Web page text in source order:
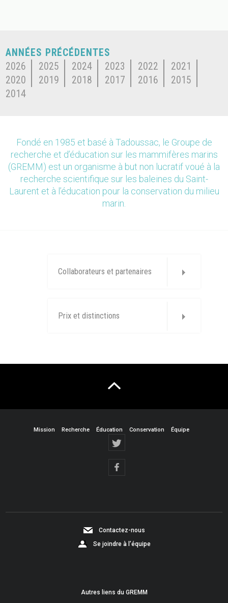
ANNÉES PRÉCÉDENTES
2026
2025 2024 2023 2022
2021
2020
2019 2018 2017 2016
2015
2014
Fondé en 1985 et basé à Tadoussac, le Groupe de
recherche et d’éducation sur les mammifères marins
(GREMM) est un organisme à but non lucratif voué à la
recherche scientifique sur les baleines du Saint-
Laurent et à l’éducation pour la conservation du milieu
marin.
Collaborateurs et partenaires
Prix et distinctions
Mission Recherche Éducation Conservation Équipe
Contactez-nous
Se joindre à l’équipe
Autres liens du GREMM